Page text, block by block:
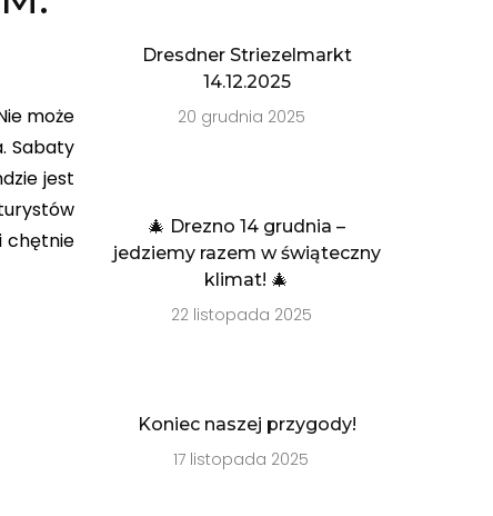
może
Sabaty
jest
chętnie
Dresdner Striezelmarkt
14.12.2025
20 grudnia 2025
🎄 Drezno 14 grudnia –
jedziemy razem w świąteczny
klimat! 🎄
22 listopada 2025
Koniec naszej przygody!
17 listopada 2025